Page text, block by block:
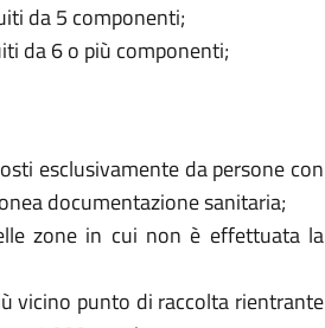
da 5 componenti;
da 6 o più componenti;
esclusivamente da persone con
documentazione sanitaria;
zone in cui non è effettuata la
vicino punto di raccolta rientrante